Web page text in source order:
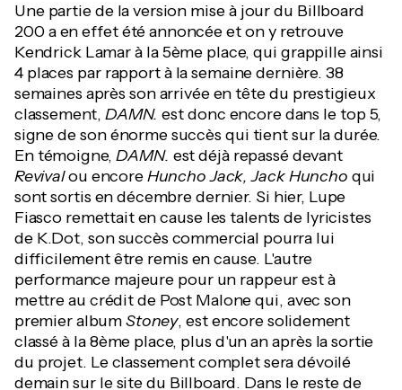
Une partie de la version mise à jour du Billboard
200 a en effet été annoncée et on y retrouve
Kendrick Lamar à la 5ème place, qui grappille ainsi
4 places par rapport à la semaine dernière. 38
semaines après son arrivée en tête du prestigieux
classement,DAMN. est donc encore dans le top 5,
signe de son énorme succès qui tient sur la durée.
En témoigne,DAMN. est déjà repassé devant
Revivalou encoreHuncho Jack, Jack Huncho qui
sont sortis en décembre dernier. Si hier, Lupe
Fiasco remettait en cause les talents de lyricistes
de K.Dot, son succès commercial pourra lui
difficilement être remis en cause. L'autre
performance majeure pour un rappeur est à
mettre au crédit de Post Malone qui, avec son
premier albumStoney, est encore solidement
classé à la 8ème place, plus d'un an après la sortie
du projet. Le classement complet sera dévoilé
demain sur le site du Billboard. Dans le reste de